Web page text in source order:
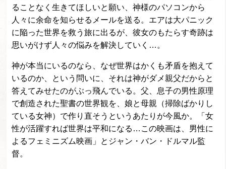
ることなく生きてほしいと願い、神様のパソコンから
人々に余命を知らせるメールを送る。エアは大パニック
に陥った世界を救う旅に出るが、彼女のもたらす奇跡は
思いがけず人々の悩みを解決していく…。
神が本当にいるのなら、なぜ世界はかくも矛盾を抱えて
いるのか、という問いに、それは神がダメ親父だからと
答えてみせたのがぶっ飛んでいる。父、息子の男性原理
で創造された聖書の世界観を、娘と母親（掃除ばかりし
ている女神）で作り直そうというあたりが今風か。「女
性が活躍すれば世界は平和になる…この映画は、男性に
よるフェミニズム映画」とジャン・バン・ドルマル監
督。